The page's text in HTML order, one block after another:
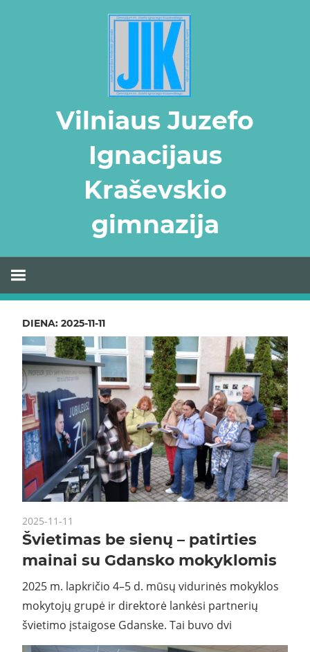
Vilniaus Juzefo
Ignacijaus
Kraševskio
gimnazija
DIENA: 2025-11-11
2025-11-11
Švietimas be sienų – patirties
mainai su Gdansko mokyklomis
2025 m. lapkričio 4–5 d. mūsų vidurinės mokyklos
mokytojų grupė ir direktorė lankėsi partnerių
švietimo įstaigose Gdanske. Tai buvo dvi